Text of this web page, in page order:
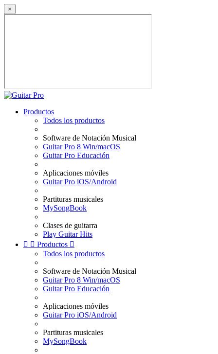
×
Productos
Todos los productos
Software de Notación Musical
Guitar Pro 8 Win/macOS
Guitar Pro Educación
Aplicaciones móviles
Guitar Pro iOS/Android
Partituras musicales
MySongBook
Clases de guitarra
Play Guitar Hits
  Productos 
Todos los productos
Software de Notación Musical
Guitar Pro 8 Win/macOS
Guitar Pro Educación
Aplicaciones móviles
Guitar Pro iOS/Android
Partituras musicales
MySongBook